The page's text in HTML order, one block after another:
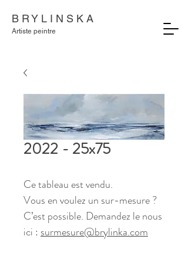
B R Y L I N S K A
Artiste peintre
2022 - 25x75
Ce tableau est vendu.
Vous en voulez un sur-mesure ?
C’est possible. Demandez le nous
ici : surmesure@brylinka.com